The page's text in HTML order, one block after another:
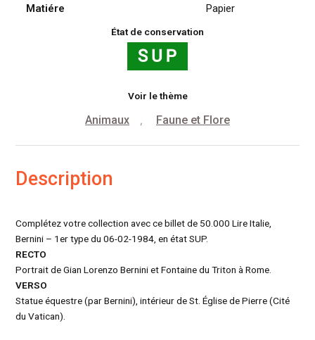
Matiére
Papier
État de conservation
Voir le thème
Animaux , Faune et Flore
Description
Complétez votre collection avec ce billet de 50.000 Lire Italie,
Bernini – 1er type du 06-02-1984, en état SUP.
RECTO
Portrait de Gian Lorenzo Bernini et Fontaine du Triton à Rome.
VERSO
Statue équestre (par Bernini), intérieur de St. Église de Pierre (Cité
du Vatican).